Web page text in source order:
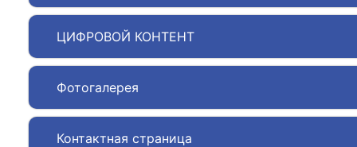
ЦИФРОВОЙ КОНТЕНТ
Фотогалерея
Контактная страница